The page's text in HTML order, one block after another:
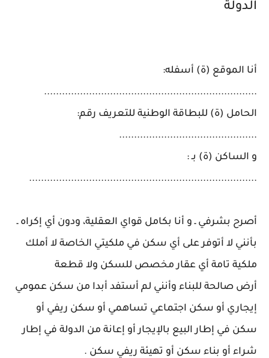
الدولة
أنا الموقع (ة) أسفله:
.......................................................................
الحامل (ة) للبطاقة الوطنية للتعريف رقم:
..............................................
و الساكن (ة) بـ :
............................................................................
أصرح بشرفي ـ و أنا بكامل قواي العقلية، ودون أي إكراه ـ
بأنني لا أتوفر على أي سكن في ملكيتي الخاصة لا أملك
ملكية تامة أي عقار مخصص للسكن ولا قطعة
أرض صالحة للبناء وأنني لم أستفد أبدا من سكن عمومي
إيجاري أو سكن اجتماعي تساهمي أو سكن ريفي أو
سكن في إطار البيع بالإيجار أو إعانة من الدولة في إطار
شراء أو بناء سكن أو تهيئة ريفي سكن .